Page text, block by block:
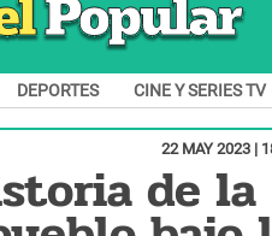
DEPORTES CINE Y SERIES TV
22 MAY 2023 |
de la